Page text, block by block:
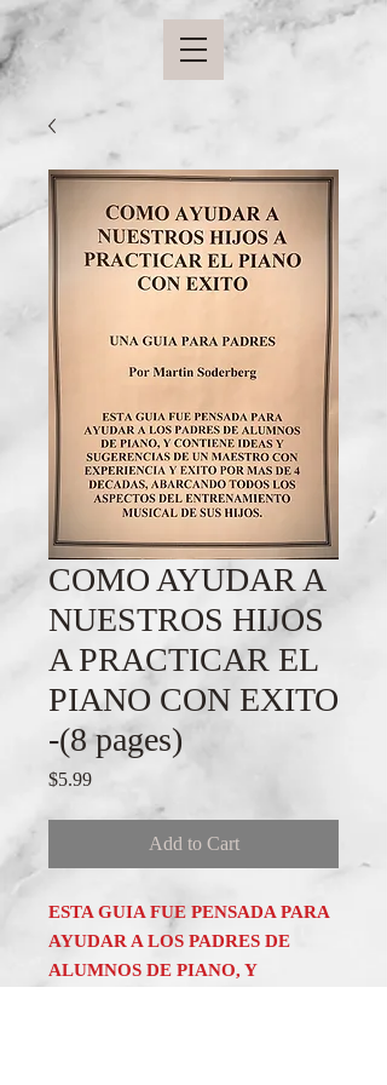
COMO AYUDAR A
NUESTROS HIJOS
A PRACTICAR EL
PIANO CON EXITO
-(8 pages)
$5.99Price
Add to Cart
ESTA GUIA FUE PENSADA PARA
AYUDAR A LOS PADRES DE
ALUMNOS DE PIANO, Y